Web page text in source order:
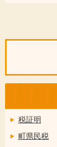
税証明
町県民税